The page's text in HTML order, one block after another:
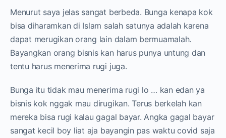
Menurut saya jelas sangat berbeda. Bunga kenapa kok
bisa diharamkan di Islam salah satunya adalah karena
dapat merugikan orang lain dalam bermuamalah.
Bayangkan orang bisnis kan harus punya untung dan
tentu harus menerima rugi juga.
Bunga itu tidak mau menerima rugi lo … kan edan ya
bisnis kok nggak mau dirugikan. Terus berkelah kan
mereka bisa rugi kalau gagal bayar. Angka gagal bayar
sangat kecil boy liat aja bayangin pas waktu covid saja